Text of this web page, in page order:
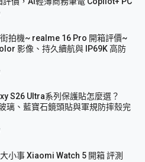
拍機~ realme 16 Pro 開箱評價~
影像、持久續航與 IP69K 高防
S26 Ultra系列保護貼怎麼選？
璃、藍寶石鏡頭貼與軍規防摔殼完
小事 Xiaomi Watch 5 開箱 評測